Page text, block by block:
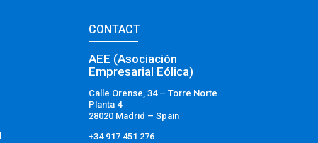
CONTACT
AEE (Asociación
Empresarial Eólica)
Calle Orense, 34 – Torre Norte
Planta 4
28020 Madrid – Spain
+34 917 451 276